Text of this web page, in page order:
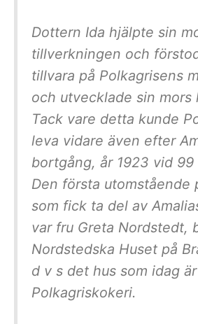
Dottern Ida hjälpte sin
tillverkningen och
tillvara på Polkagrisens
och utvecklade sin mors
Tack vare detta kunde
leva vidare även efter
bortgång, år 1923 vid 99
Den första utomstående
som fick ta del av
var fru Greta Nordstedt,
Nordstedska Huset på
d v s det hus som idag
Polkagriskokeri.